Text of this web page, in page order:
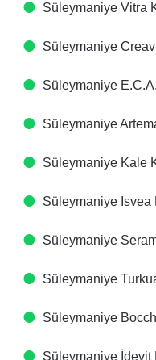
Süleymaniye Vitra
Süleymaniye
Süleymaniye
Süleymaniye
Süleymaniye Kale
Süleymaniye Isvea
Süleymaniye
Süleymaniye
Süleymaniye
Süleymaniye İdevit